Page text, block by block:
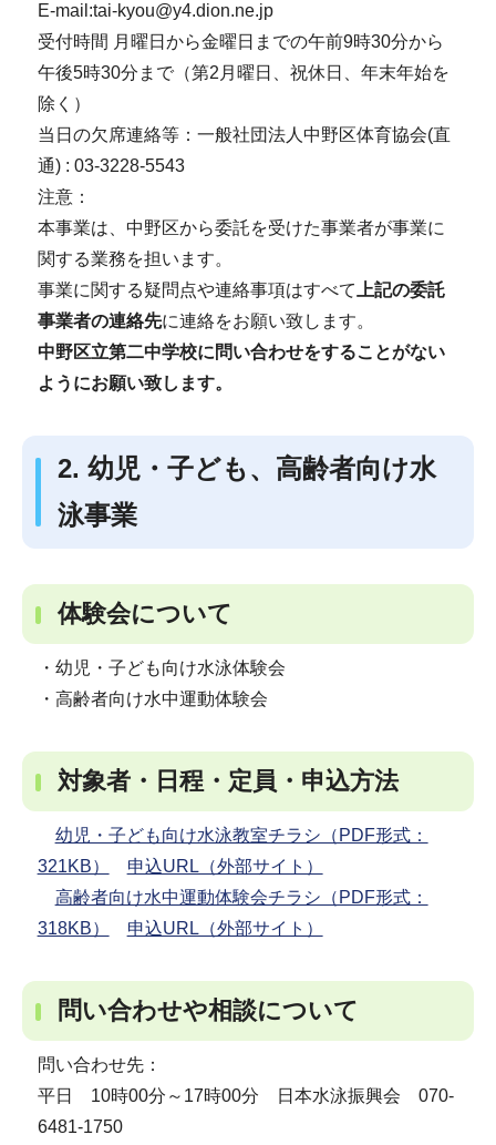
E-mail:tai-kyou@y4.dion.ne.jp
受付時間 月曜日から金曜日までの午前9時30分から
午後5時30分まで（第2月曜日、祝休日、年末年始を
除く）
当日の欠席連絡等：一般社団法人中野区体育協会(直
通) : 03-3228-5543
注意：
本事業は、中野区から委託を受けた事業者が事業に
関する業務を担います。
事業に関する疑問点や連絡事項はすべて 上記の委託
事業者の連絡先に連絡をお願い致します。
中野区立第二中学校に問い合わせをすることがない
ようにお願い致します。
2. 幼児・子ども、高齢者向け水
泳事業
体験会について
・幼児・子ども向け水泳体験会
・高齢者向け水中運動体験会
対象者・日程・定員・申込方法
幼児・子ども向け水泳教室チラシ（PDF形式：
321KB）
申込URL（外部サイト）
高齢者向け水中運動体験会チラシ（PDF形式：
318KB）
申込URL（外部サイト）
問い合わせや相談について
問い合わせ先：
平日 10時00分～17時00分 日本水泳振興会 070-
6481-1750